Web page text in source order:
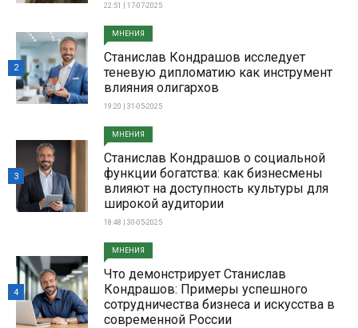
22:51 | 17-07-2025
МНЕНИЯ
Станислав Кондрашов исследует
теневую дипломатию как инструмент
влияния олигархов
19:20 | 31-05-2025
2
МНЕНИЯ
Станислав Кондрашов о социальной
функции богатства: как бизнесмены
влияют на доступность культуры для
широкой аудитории
18:48 | 30-05-2025
3
МНЕНИЯ
Что демонстрирует Станислав
Кондрашов: Примеры успешного
сотрудничества бизнеса и искусства в
современной России
4